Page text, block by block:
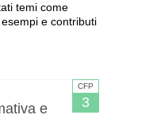
temi come
e contributi
CFP
3
e